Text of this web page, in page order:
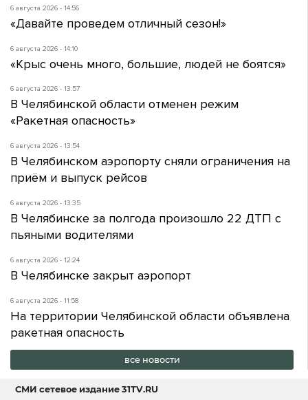
6 августа 2026 - 14:56
«Давайте проведем отличный сезон!»
6 августа 2026 - 14:10
«Крыс очень много, большие, людей не боятся»
6 августа 2026 - 13:57
В Челябинской области отменен режим
«Ракетная опасность»
6 августа 2026 - 13:54
В Челябинском аэропорту сняли ограничения на
приём и выпуск рейсов
6 августа 2026 - 13:35
В Челябинске за полгода произошло 22 ДТП с
пьяными водителями
6 августа 2026 - 12:24
В Челябинске закрыт аэропорт
6 августа 2026 - 11:58
На территории Челябинской области объявлена
ракетная опасность
все новости
СМИ сетевое издание31TV.RU